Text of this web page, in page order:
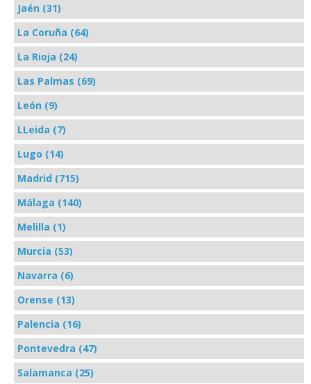
Jaén (31)
La Coruña (64)
La Rioja (24)
Las Palmas (69)
León (9)
LLeida (7)
Lugo (14)
Madrid (715)
Málaga (140)
Melilla (1)
Murcia (53)
Navarra (6)
Orense (13)
Palencia (16)
Pontevedra (47)
Salamanca (25)